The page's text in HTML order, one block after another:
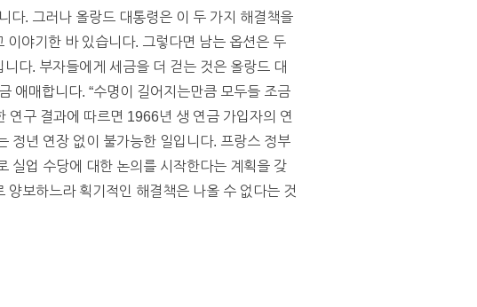
다. 그러나 올랑드 대통령은 이 두 가지 해결책을
야기한 바 있습니다. 그렇다면 남는 옵션은 두
다. 부자들에게 세금을 더 걷는 것은 올랑드 대
애매합니다. “수명이 길어지는만큼 모두들 조금
연구 결과에 따르면 1966년 생 연금 가입자의 연
정년 연장 없이 불가능한 일입니다. 프랑스 정부
실업 수당에 대한 논의를 시작한다는 계획을 갖
보하느라 획기적인 해결책은 나올 수 없다는 것